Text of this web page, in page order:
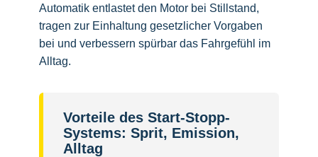
Automatik entlastet den Motor bei Stillstand,
tragen zur Einhaltung gesetzlicher Vorgaben
bei und verbessern spürbar das Fahrgefühl im
Alltag.
Vorteile des Start-Stopp-
Systems: Sprit, Emission,
Alltag